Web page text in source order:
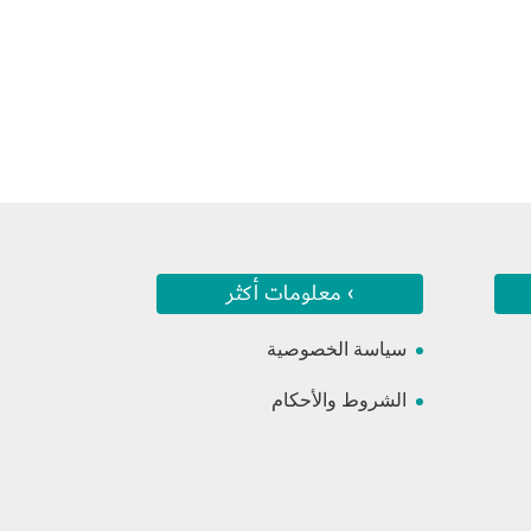
› معلومات أكثر
سياسة الخصوصية
الشروط والأحكام